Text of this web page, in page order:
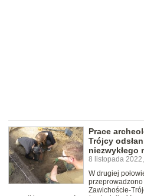
Prace
Trójcy
niezwykłego
8 listopada
W drugiej
Zawichoście-